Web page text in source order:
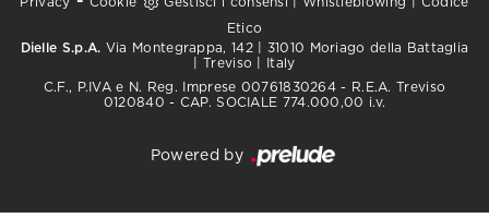
Etico
Dielle S.p.A. Via Montegrappa, 142 | 31010 Moriago della Battaglia
| Treviso | Italy
C.F., P.IVA e N. Reg. Imprese 00761830264 - R.E.A. Treviso
0120840 - CAP. SOCIALE 774.000,00 i.v.
Powered by